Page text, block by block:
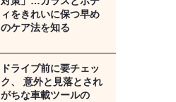
ィをきれいに保つ早め
のケア法を知る
ドライブ前に要チェッ
ク、 意外と見落とされ
がちな車載ツールの